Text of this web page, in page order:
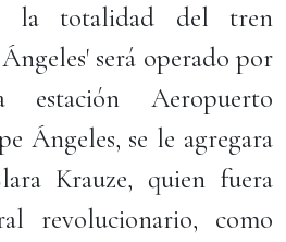
la totalidad del tren
será operado por
Aeropuerto
Ángeles, se le agregara
Krauze, quien fuera
revolucionario, como